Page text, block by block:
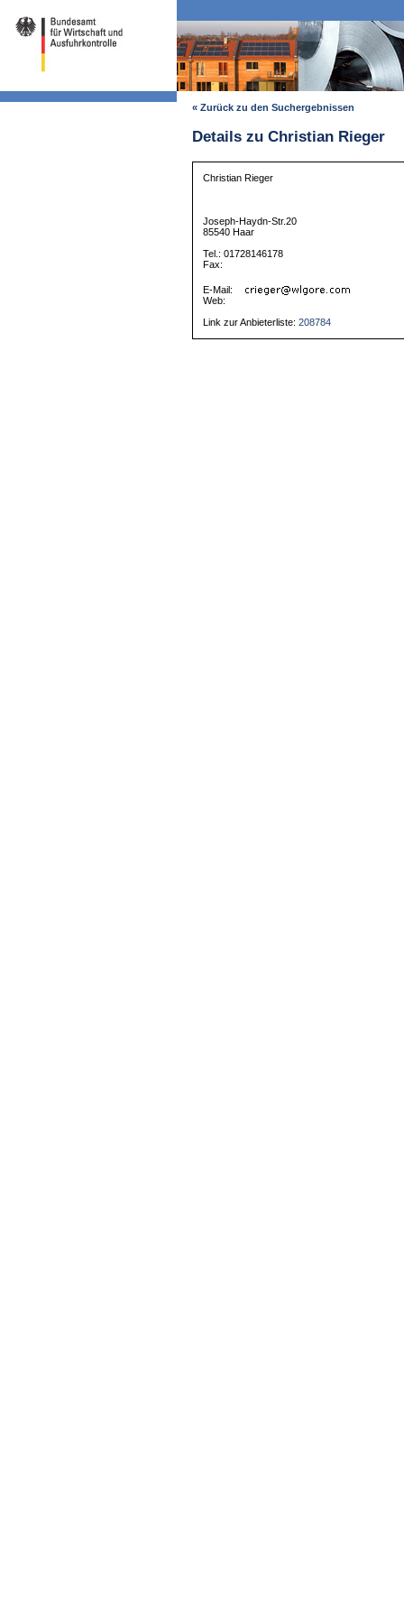
« Zurück zu den Suchergebnissen
Details zu Christian Rieger
Christian Rieger
Joseph-Haydn-Str.20
85540 Haar
Tel.: 01728146178
Fax:
E-Mail:
Web:
Link zur Anbieterliste:208784